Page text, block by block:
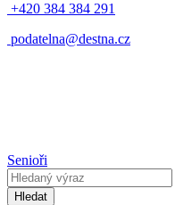
+420 384 384 291
podatelna@destna.cz
Senioři
Hledat